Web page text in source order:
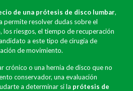
de una prótesis de disco lumbar,
permite resolver dudas sobre el
riesgos, el tiempo de recuperación
a este tipo de cirugía de
de movimiento.
crónico o una hernia de disco que no
conservador, una evaluación
a determinar si la prótesis de